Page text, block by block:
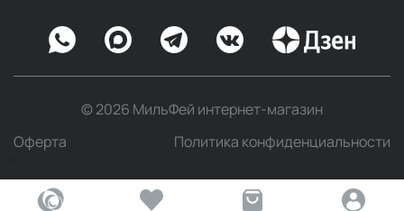
© 2026 МильФей интернет-магазин
Оферта
Политика конфиденциальности